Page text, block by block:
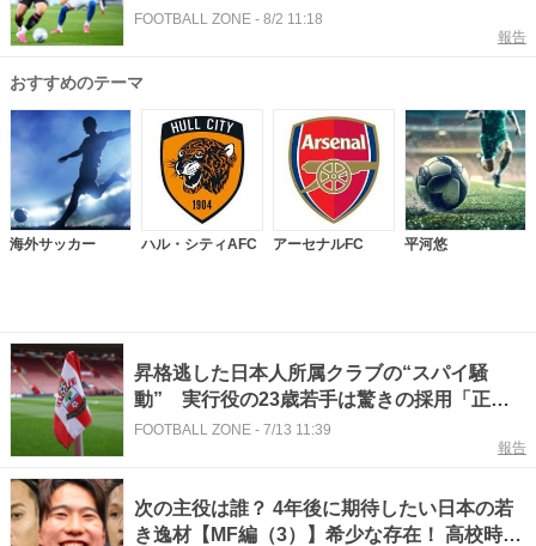
ある」
FOOTBALL ZONE - 8/2 11:18
報告
おすすめのテーマ
海外サッカー ハル・シティAFC アーセナルFC 平河悠
昇格逃した日本人所属クラブの“スパイ騒
動” 実行役の23歳若手は驚きの採用「正社
員として」
FOOTBALL ZONE - 7/13 11:39
報告
次の主役は誰？ 4年後に期待したい日本の若
き逸材【MF編（3）】希少な存在！ 高校時代